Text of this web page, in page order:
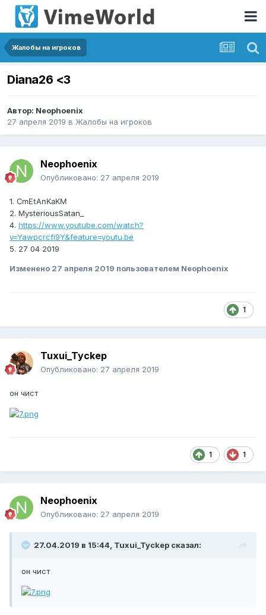
Жалобы на игроков
Diana26 <3
Автор: Neophoenix
27 апреля 2019 в Жалобы на игроков
Neophoenix
Опубликовано: 27 апреля 2019
1. CmEtAnKaKM
2. MysteriousSatan_
4. https://www.youtube.com/watch?
v=Yawpcrcfi9Y&feature=youtu.be
5. 27 04 2019
Изменено 27 апреля 2019 пользователем Neophoenix
1
Tuxui_Tyckep
Опубликовано: 27 апреля 2019
он чист
1 1
Neophoenix
Опубликовано: 27 апреля 2019
27.04.2019 в 15:44, Tuxui_Tyckep сказал:
он чист